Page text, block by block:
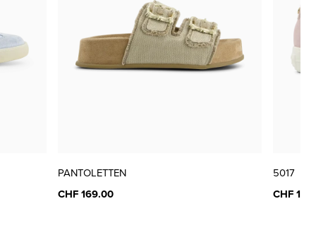
nur noch wenige verfügbar
PANTOLETTEN
CHF 169.00
5017
CHF